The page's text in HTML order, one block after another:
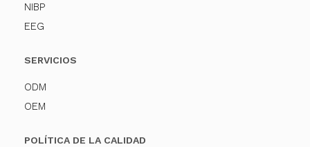
NIBP
EEG
SERVICIOS
ODM
OEM
POLÍTICA DE LA CALIDAD